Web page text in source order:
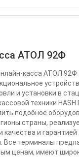
АТОЛ 92Ф
касса АТОЛ 92Ф
и установки в
техники HASH
подобное
страны,
качества и гарантией
Все терминалы
ценам, имеют